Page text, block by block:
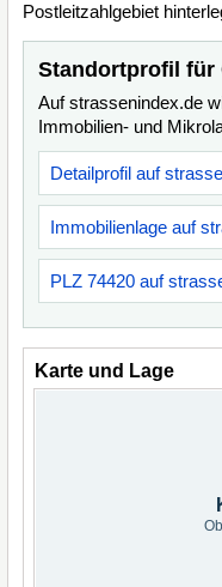
Postleitzahlgebiet
Standortprofil für
Auf strassenindex.de
Immobilien- und
Detailprofil auf
Immobilienlage auf
PLZ 74420 auf
Karte und Lage